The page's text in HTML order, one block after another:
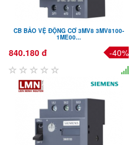
CB BẢO VỆ ĐỘNG CƠ 3MV8 3MV8100-
1ME00...
840.180 đ -40%